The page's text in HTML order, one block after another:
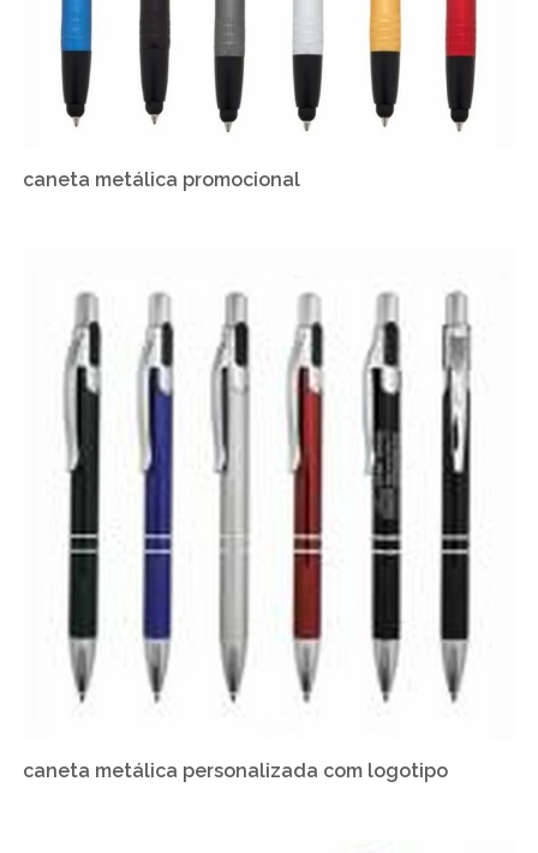
caneta metálica promocional
caneta metálica personalizada com logotipo